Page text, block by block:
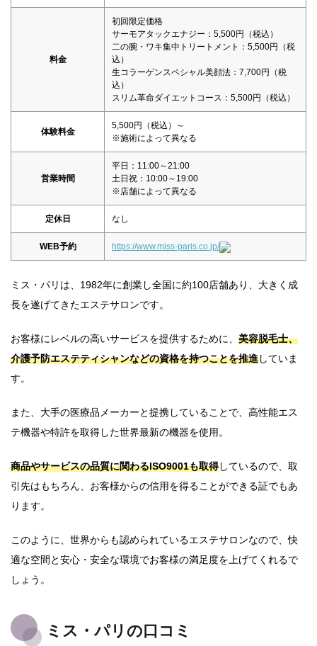
料金
初回限定価格
サーモアタックエナジー：5,500円（税込）
二の腕・ワキ集中トリートメント：5,500円（税
込）
生コラーゲンスペシャル美顔法：7,700円（税
込）
スリム革命ダイエットコース：5,500円（税込）
体験料金
5,500円（税込）～
※施術によって異なる
営業時間
平日：11:00～21:00
土日祝：10:00～19:00
※店舗によって異なる
定休日 なし
WEB予約 https://www.miss-paris.co.jp/
ミス・パリは、1982年に創業し全国に約100店舗あり、大きく成
長を遂げてきたエステサロンです。
お客様にレベルの高いサービスを提供するために、 美容脱毛士、
介護予防エステティシャンなどの資格を持つことを推進していま
す。
また、大手の医療品メーカーと提携していることで、高性能エス
テ機器や特許を取得した世界最新の機器を使用。
商品やサービスの品質に関わるISO9001も取得しているので、取
引先はもちろん、お客様からの信用を得ることができる証でもあ
ります。
このように、世界からも認められているエステサロンなので、快
適な空間と安心・安全な環境でお客様の満足度を上げてくれるで
しょう。
ミス・パリの口コミ